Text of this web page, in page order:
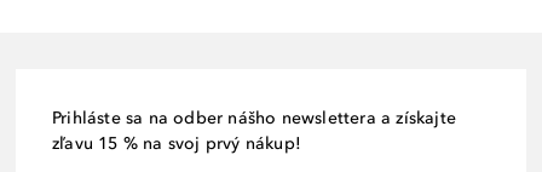
Prihláste sa na odber nášho newslettera a získajte
zľavu 15 % na svoj prvý nákup!